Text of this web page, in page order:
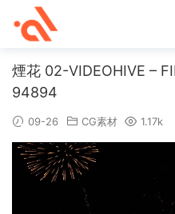
煙花 02-VIDEOHIVE –
94894
09-26 CG素材 1.17k